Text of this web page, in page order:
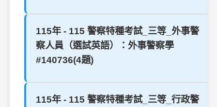
115年 - 115 警察特種考試_三等_外事警
察人員（選試英語）：外事警察學
#140736(4題)
115年 - 115 警察特種考試_三等_行政警